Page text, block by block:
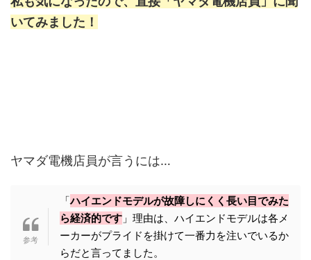
いてみました！
ヤマダ電機店員が言うには…
「ハイエンドモデルが故障しにくく長い目でみた
ら経済的です」理由は、ハイエンドモデルは各メ
ーカーがプライドを掛けて一番力を注いでいるか
らだと言ってました。